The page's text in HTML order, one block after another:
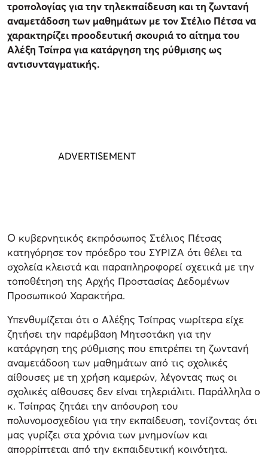
τροπολογίας για την τηλεκπαίδευση και τη ζωντανή
αναμετάδοση των μαθημάτων με τον Στέλιο Πέτσα να
χαρακτηρίζει προοδευτική σκουριά το αίτημα του
Αλέξη Τσίπρα για κατάργηση της ρύθμισης ως
αντισυνταγματικής.
Ο κυβερνητικός εκπρόσωπος Στέλιος Πέτσας
κατηγόρησε τον πρόεδρο του ΣΥΡΙΖΑ ότι θέλει τα
σχολεία κλειστά και παραπληροφορεί σχετικά με την
τοποθέτηση της Αρχής Προστασίας Δεδομένων
Προσωπικού Χαρακτήρα.
Υπενθυμίζεται ότι ο Αλέξης Τσίπρας νωρίτερα είχε
ζητήσει την παρέμβαση Μητσοτάκη για την
κατάργηση της ρύθμισης που επιτρέπει τη ζωντανή
αναμετάδοση των μαθημάτων από τις σχολικές
αίθουσες με τη χρήση καμερών, λέγοντας πως οι
σχολικές αίθουσες δεν είναι τηλεριάλιτι. Παράλληλα ο
κ. Τσίπρας ζητάει την απόσυρση του
πολυνομοσχεδίου για την εκπαίδευση, τονίζοντας ότι
μας γυρίζει στα χρόνια των μνημονίων και
απορρίπτεται από την εκπαιδευτική κοινότητα.